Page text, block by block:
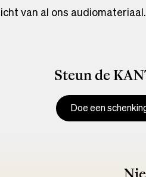
van al ons audiomateriaal.
Steun de
Doe een